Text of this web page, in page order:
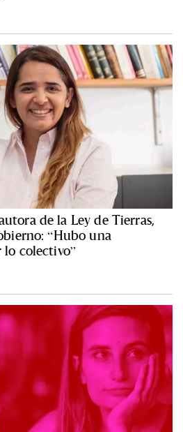
de la Ley de Tierras,
“Hubo una
colectivo”